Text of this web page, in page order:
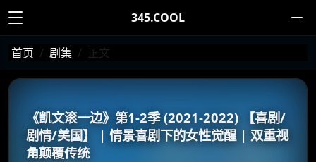
345.COOL
首页 剧集 正文
《凯文滚一边》第1-2季 (2021-2022) 【喜剧/
剧情/美国】 | 情景喜剧下的女性觉醒 | 双重视
角颠覆传统